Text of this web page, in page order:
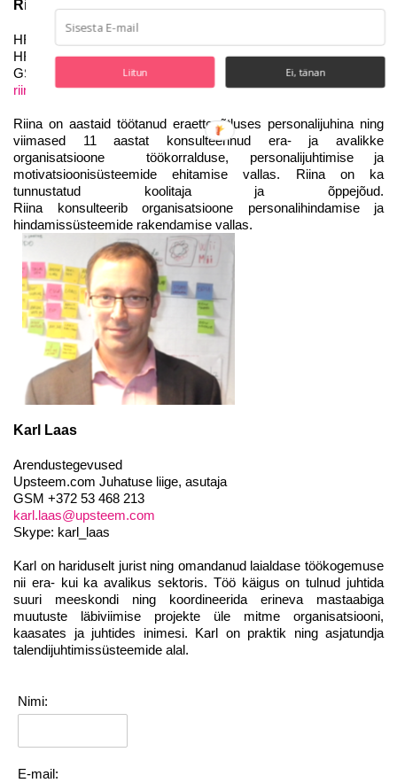
Riina Rohelaan
HR konsultant
HR Outsourcing OÜ
GSM +372
51 62 028
riina@hro.ee
Riina on aastaid töötanud eraettevõtluses personalijuhina ning
viimased 11 aastat konsulteerinud era- ja avalikke
organisatsioone töökorralduse, personalijuhtimise ja
motivatsioonisüsteemide ehitamise vallas. Riina on ka
tunnustatud koolitaja ja õppejõud.
Riina konsulteerib organisatsioone personalihindamise ja
hindamissüsteemide rakendamise vallas.
Karl Laas
Arendustegevused
Upsteem.com Juhatuse liige, asutaja
GSM +372 53 468 213
karl.laas@upsteem.com
Skype: karl_laas
Karl on hariduselt jurist ning omandanud laialdase töökogemuse
nii era- kui ka avalikus sektoris. Töö käigus on tulnud juhtida
suuri meeskondi ning koordineerida erineva mastaabiga
muutuste läbiviimise projekte üle mitme organisatsiooni,
kaasates ja juhtides inimesi. Karl on praktik ning asjatundja
talendijuhtimissüsteemide alal.
Nimi:
E-mail:
Ei, tänan
Liitun